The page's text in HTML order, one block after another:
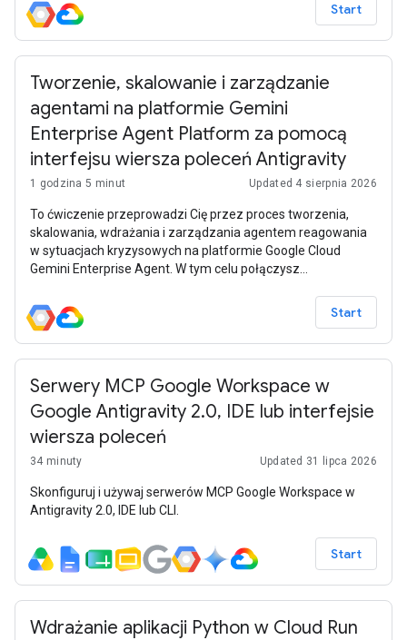
Start
Tworzenie, skalowanie i zarządzanie
agentami na platformie Gemini
Enterprise Agent Platform za pomocą
interfejsu wiersza poleceń Antigravity
1 godzina 5 minut Updated 4 sierpnia 2026
To ćwiczenie przeprowadzi Cię przez proces tworzenia,
skalowania, wdrażania i zarządzania agentem reagowania
w sytuacjach kryzysowych na platformie Google Cloud
Gemini Enterprise Agent. W tym celu połączysz
Antigravity, który został ulepszony o umiejętności interfejsu
wiersza poleceń agentów i zestaw Agent Development Kit.
Start
Serwery MCP Google Workspace w
Google Antigravity 2.0, IDE lub interfejsie
wiersza poleceń
34 minuty Updated 31 lipca 2026
Skonfiguruj i używaj serwerów MCP Google Workspace w
Antigravity 2.0, IDE lub CLI.
Start
Wdrażanie aplikacji Python w Cloud Run